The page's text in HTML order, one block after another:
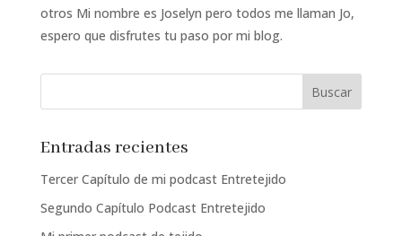
otros Mi nombre es Joselyn pero todos me llaman Jo,
espero que disfrutes tu paso por mi blog.
Entradas recientes
Tercer Capítulo de mi podcast Entretejido
Segundo Capítulo Podcast Entretejido